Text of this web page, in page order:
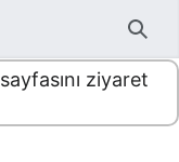
Ara
sayfasını ziyaret